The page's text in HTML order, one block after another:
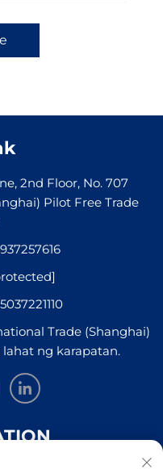
2nd Floor, No. 707
Pilot Free Trade
Trade (Shanghai)
lahat ng karapatan.